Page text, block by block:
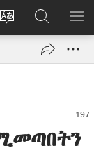
የድረ
JW.ORG
ላይ
መፈለጊያ